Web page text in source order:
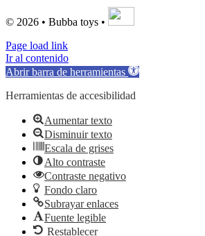
© 2026 • Bubba toys •
Page load link
Ir al contenido
Abrir barra de herramientas
Herramientas de accesibilidad
Aumentar texto
Disminuir texto
Escala de grises
Alto contraste
Contraste negativo
Fondo claro
Subrayar enlaces
Fuente legible
Restablecer